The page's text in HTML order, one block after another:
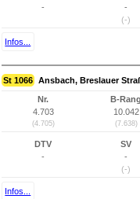
-
-
(-)
Infos...
St 1066 Ansbach, Breslauer
Nr.
4.703
(4.705)
B-Rang
10.042
(7.638)
DTV
-
SV
-
(-)
Infos...